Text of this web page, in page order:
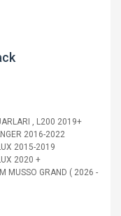
, L200 2019+
2016-2022
2015-2019
2020 +
MUSSO GRAND ( 2026 -